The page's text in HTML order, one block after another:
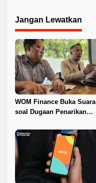
Jangan Lewatkan
WOM Finance Buka Suara
soal Dugaan Penarikan
Proses Sesuai Ketentuan
Hukum